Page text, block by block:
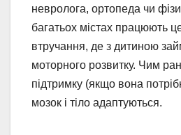
невролога, ортопеда чи
багатьох містах працюють
втручання, де з дитиною
моторного розвитку. Чим
підтримку (якщо вона
мозок і тіло адаптуються.